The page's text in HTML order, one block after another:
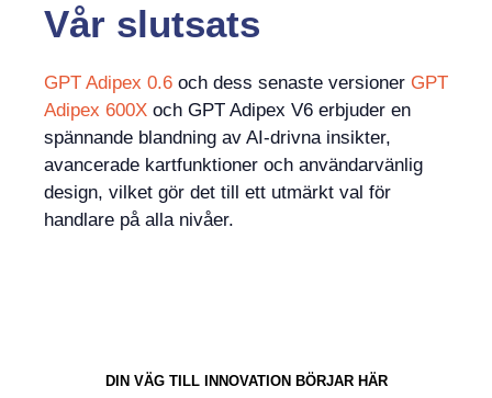
Vår slutsats
GPT Adipex 0.6 och dess senaste versioner GPT
Adipex 600X och GPT Adipex V6 erbjuder en
spännande blandning av AI-drivna insikter,
avancerade kartfunktioner och användarvänlig
design, vilket gör det till ett utmärkt val för
handlare på alla nivåer.
DIN VÄG TILL INNOVATION BÖRJAR HÄR